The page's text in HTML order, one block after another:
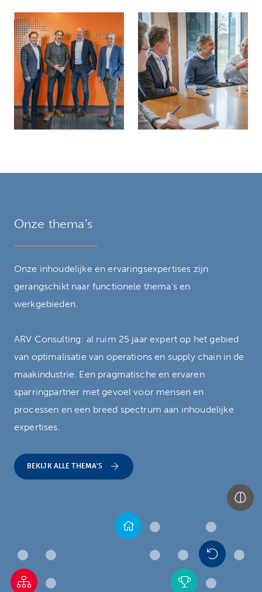
Onze thema’s
Onze inhoudelijke en ervaringsexpertises zijn
gerangschikt naar functionele thema’s en
werkgebieden.
ARV Consulting: al ruim 25 jaar expert op het gebied
van optimalisatie van operations en supply chain in de
maakindustrie. Een pragmatische en ervaren
sparringpartner met gevoel voor mensen en
processen en een breed spectrum aan inhoudelijke
expertises.
BEKIJK ALLE THEMA'S